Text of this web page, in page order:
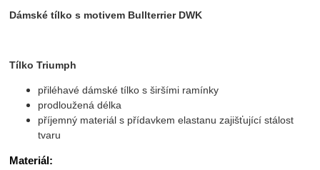
Dámské tílko s motivem Bullterrier DWK
Tílko Triumph
přiléhavé dámské tílko s širšími ramínky
prodloužená délka
příjemný materiál s přídavkem elastanu zajišťující stálost
tvaru
Materiál: